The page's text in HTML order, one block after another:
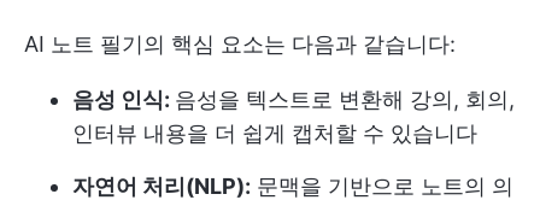
AI 노트 필기의 핵심 요소는 다음과 같습니다:
음성 인식: 음성을 텍스트로 변환해 강의, 회의,
인터뷰 내용을 더 쉽게 캡처할 수 있습니다
자연어 처리(NLP): 문맥을 기반으로 노트의 의